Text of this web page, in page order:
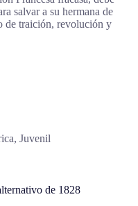
salvar a su hermana de
de traición, revolución y
Juvenil
de 1828